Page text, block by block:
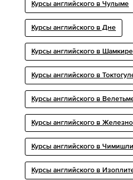
Курсы английского в Чулыме
Курсы английского в Дне
Курсы английского в Шамкире
Курсы английского в
Курсы английского в
Курсы английского в
Курсы английского в
Курсы английского в